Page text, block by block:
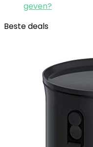
geven?
Beste deals